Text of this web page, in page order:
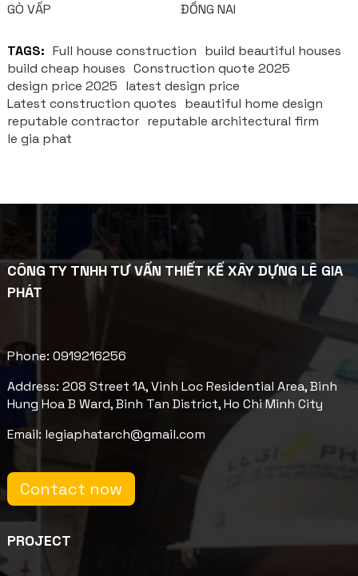
GÒ VẤP ĐỒNG NAI
TAGS: Full house construction build beautiful houses
build cheap houses Construction quote 2025
design price 2025 latest design price
Latest construction quotes beautiful home design
reputable contractor reputable architectural firm
le gia phat
CÔNG TY TNHH TƯ VẤN THIẾT KẾ XÂY DỰNG LÊ GIA
PHÁT
Phone: 0919216256
Address: 208 Street 1A, Vinh Loc Residential Area, Binh
Hung Hoa B Ward, Binh Tan District, Ho Chi Minh City
Email: legiaphatarch@gmail.com
Contact now
PROJECT